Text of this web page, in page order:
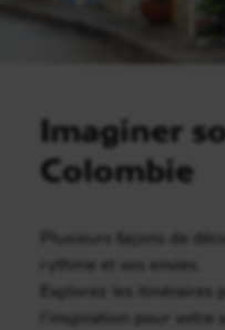
Imaginer
Colombie
Plusieurs façons de
rythme et vos envies.
Explorez les itinéraires
l’inspiration pour votre